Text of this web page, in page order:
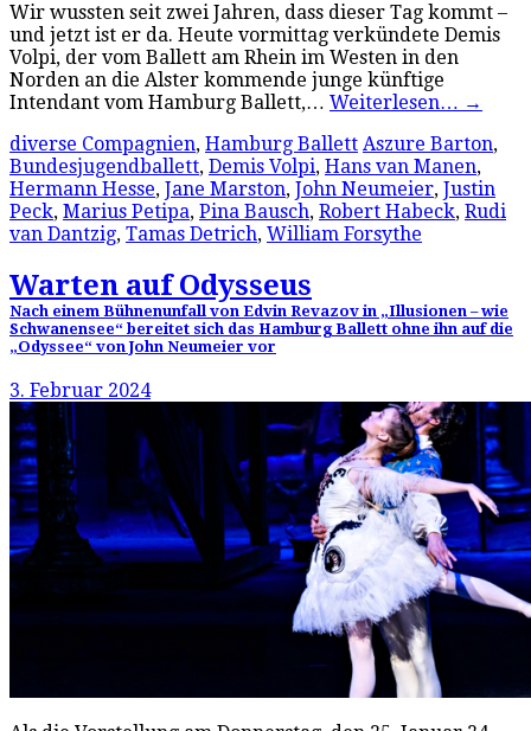
Wir wussten seit zwei Jahren, dass dieser Tag kommt –
und jetzt ist er da. Heute vormittag verkündete Demis
Volpi, der vom Ballett am Rhein im Westen in den
Norden an die Alster kommende junge künftige
Intendant vom Hamburg Ballett,… Weiterlesen… →
diverse Compagnien, Hamburg Ballett Aszure Barton,
Bundesjugendballett, Demis Volpi, Hans van Manen,
Hermann Hesse, Jane Marston, John Neumeier, Justin
Peck, Marius Petipa, Pina Bausch, Robert Habeck, Rudi
van Dantzig, Tamas Detrich, William Forsythe
Warten auf Odysseus
Nach einem Bühnenunfall von Edvin Revazov in „Illusionen – wie
Schwanensee“ bereitet sich das Hamburg Ballett ohne ihn auf die
„Odyssee“ von John Neumeier vor
3. Februar 2024